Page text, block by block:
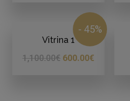
- 45%
Vitrina 1
1,100.00€ 600.00€